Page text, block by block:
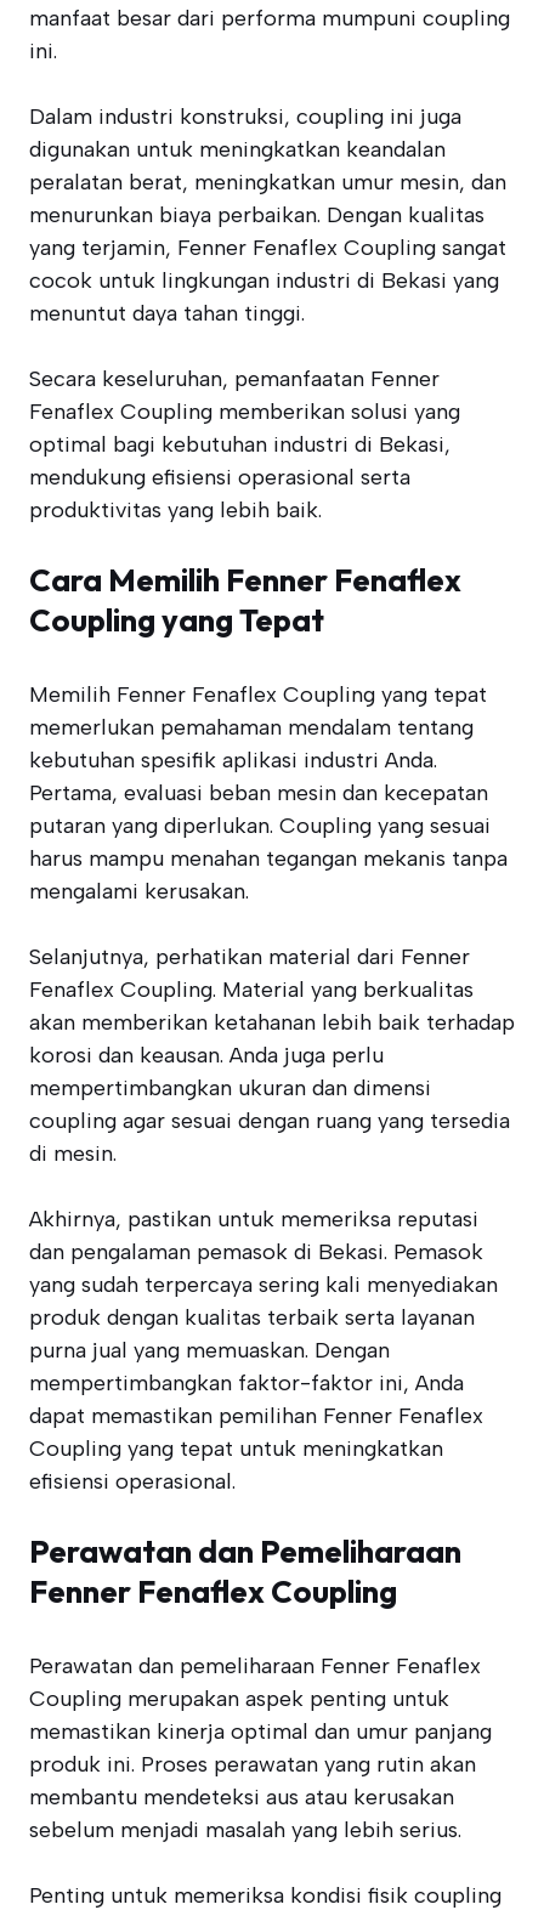
manfaat besar dari performa mumpuni coupling
ini.
Dalam industri konstruksi, coupling ini juga
digunakan untuk meningkatkan keandalan
peralatan berat, meningkatkan umur mesin, dan
menurunkan biaya perbaikan. Dengan kualitas
yang terjamin, Fenner Fenaflex Coupling sangat
cocok untuk lingkungan industri di Bekasi yang
menuntut daya tahan tinggi.
Secara keseluruhan, pemanfaatan Fenner
Fenaflex Coupling memberikan solusi yang
optimal bagi kebutuhan industri di Bekasi,
mendukung efisiensi operasional serta
produktivitas yang lebih baik.
Cara Memilih Fenner Fenaflex
Coupling yang Tepat
Memilih Fenner Fenaflex Coupling yang tepat
memerlukan pemahaman mendalam tentang
kebutuhan spesifik aplikasi industri Anda.
Pertama, evaluasi beban mesin dan kecepatan
putaran yang diperlukan. Coupling yang sesuai
harus mampu menahan tegangan mekanis tanpa
mengalami kerusakan.
Selanjutnya, perhatikan material dari Fenner
Fenaflex Coupling. Material yang berkualitas
akan memberikan ketahanan lebih baik terhadap
korosi dan keausan. Anda juga perlu
mempertimbangkan ukuran dan dimensi
coupling agar sesuai dengan ruang yang tersedia
di mesin.
Akhirnya, pastikan untuk memeriksa reputasi
dan pengalaman pemasok di Bekasi. Pemasok
yang sudah terpercaya sering kali menyediakan
produk dengan kualitas terbaik serta layanan
purna jual yang memuaskan. Dengan
mempertimbangkan faktor-faktor ini, Anda
dapat memastikan pemilihan Fenner Fenaflex
Coupling yang tepat untuk meningkatkan
efisiensi operasional.
Perawatan dan Pemeliharaan
Fenner Fenaflex Coupling
Perawatan dan pemeliharaan Fenner Fenaflex
Coupling merupakan aspek penting untuk
memastikan kinerja optimal dan umur panjang
produk ini. Proses perawatan yang rutin akan
membantu mendeteksi aus atau kerusakan
sebelum menjadi masalah yang lebih serius.
Penting untuk memeriksa kondisi fisik coupling